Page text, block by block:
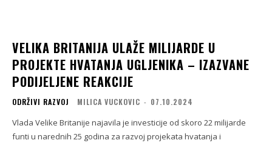
VELIKA BRITANIJA ULAŽE MILIJARDE U
PROJEKTE HVATANJA UGLJENIKA – IZAZVANE
PODIJELJENE REAKCIJE
ODRŽIVI RAZVOJ MILICA VUCKOVIC - 07.10.2024
Vlada Velike Britanije najavila je investicije od skoro 22 milijarde
funti u narednih 25 godina za razvoj projekata hvatanja i